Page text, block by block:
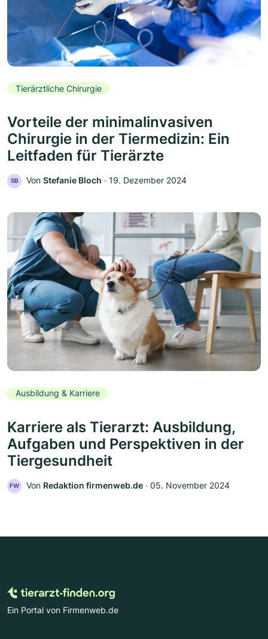
Tierärztliche Chirurgie
Vorteile der minimalinvasiven
Chirurgie in der Tiermedizin: Ein
Leitfaden für Tierärzte
SB Von Stefanie Bloch ‧ 19. Dezember 2024
Ausbildung & Karriere
Karriere als Tierarzt: Ausbildung,
Aufgaben und Perspektiven in der
Tiergesundheit
FW Von Redaktion firmenweb.de ‧ 05. November 2024
Ein Portal von Firmenweb.de